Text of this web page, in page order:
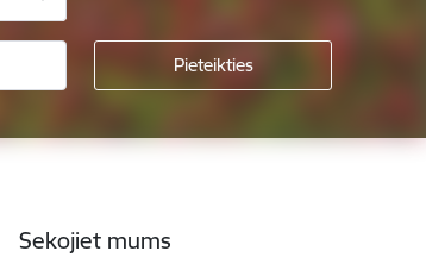
Sekojiet mums